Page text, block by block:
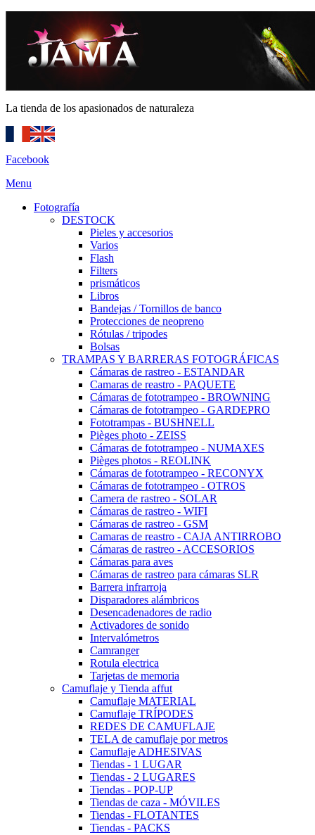
La tienda de los apasionados de naturaleza
Facebook
Menu
Fotografía
DESTOCK
Pieles y accesorios
Varios
Flash
Filters
prismáticos
Libros
Bandejas / Tornillos de banco
Protecciones de neopreno
Rótulas / tripodes
Bolsas
TRAMPAS Y BARRERAS FOTOGRÁFICAS
Cámaras de rastreo - ESTANDAR
Camaras de reastro - PAQUETE
Cámaras de fototrampeo - BROWNING
Cámaras de fototrampeo - GARDEPRO
Fototrampas - BUSHNELL
Pièges photo - ZEISS
Cámaras de fototrampeo - NUMAXES
Pièges photos - REOLINK
Cámaras de fototrampeo - RECONYX
Cámaras de fototrampeo - OTROS
Camera de rastreo - SOLAR
Cámaras de rastreo - WIFI
Cámaras de rastreo - GSM
Camaras de reastro - CAJA ANTIRROBO
Cámaras de rastreo - ACCESORIOS
Cámaras para aves
Cámaras de rastreo para cámaras SLR
Barrera infrarroja
Disparadores alámbricos
Desencadenadores de radio
Activadores de sonido
Intervalómetros
Camranger
Rotula electrica
Tarjetas de memoria
Camuflaje y Tienda affut
Camuflaje MATERIAL
Camuflaje TRÍPODES
REDES DE CAMUFLAJE
TELA de camuflaje por metros
Camuflaje ADHESIVAS
Tiendas - 1 LUGAR
Tiendas - 2 LUGARES
Tiendas - POP-UP
Tiendas de caza - MÓVILES
Tiendas - FLOTANTES
Tiendas - PACKS